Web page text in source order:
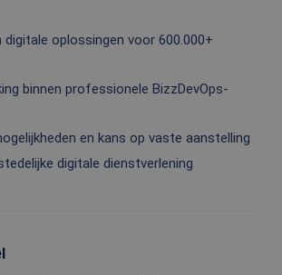
digitale oplossingen voor 600.000+
binnen professionele BizzDevOps-
en kans op vaste aanstelling
digitale dienstverlening